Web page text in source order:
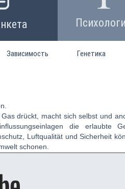
Зависимость Генетика
drückt, macht sich selbst und
die erlaubte
Luftqualität und Sicherheit
schonen.